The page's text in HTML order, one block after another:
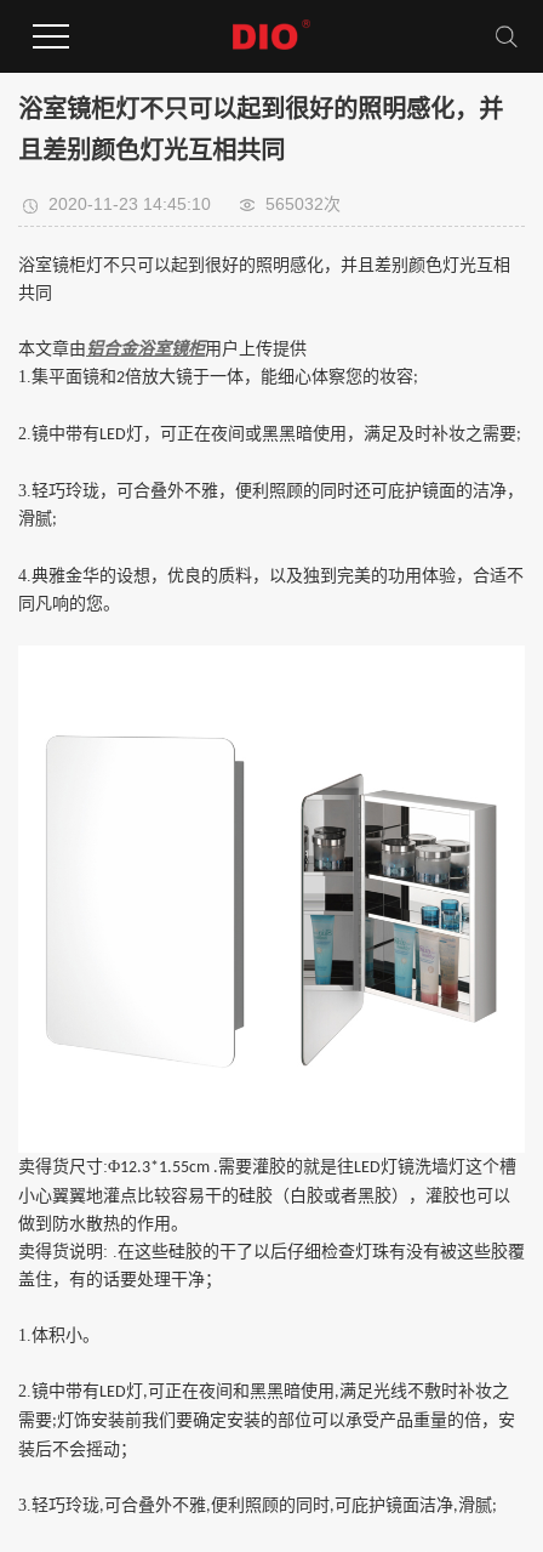
浴室镜柜灯不只可以起到很好的照明感化，并
且差别颜色灯光互相共同
2020-11-23 14:45:10 565032次
浴室镜柜灯不只可以起到很好的照明感化，并且差别颜色灯光互相
共同
本文章由 铝合金浴室镜柜用户上传提供
1.集平面镜和2倍放大镜于一体，能细心体察您的妆容;
2.镜中带有LED灯，可正在夜间或黑黑暗使用，满足及时补妆之需要;
3.轻巧玲珑，可合叠外不雅，便利照顾的同时还可庇护镜面的洁净，
滑腻;
4.典雅金华的设想，优良的质料，以及独到完美的功用体验，合适不
同凡响的您。
卖得货尺寸:Φ12.3*1.55cm .需要灌胶的就是往LED灯镜洗墙灯这个槽
小心翼翼地灌点比较容易干的硅胶（白胶或者黑胶），灌胶也可以
做到防水散热的作用。
卖得货说明 : .在这些硅胶的干了以后仔细检查灯珠有没有被这些胶覆
盖住，有的话要处理干净；
1.体积小。
2.镜中带有LED灯 , 可正在夜间和黑黑暗使用 ,满足光线不敷时补妆之
需要;灯饰安装前我们要确定安装的部位可以承受产品重量的倍，安
装后不会摇动；
3.轻巧玲珑, 可合叠外不雅,便利照顾的同时, 可庇护镜面洁净,滑腻;